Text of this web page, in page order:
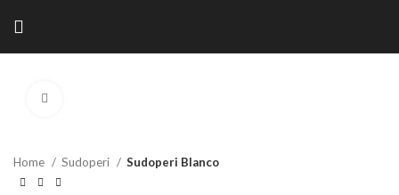
Home Sudoperi Sudoperi Blanco